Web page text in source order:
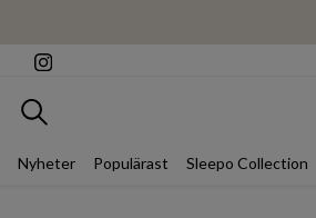
Sök
Nyheter Populärast Sleepo Collection